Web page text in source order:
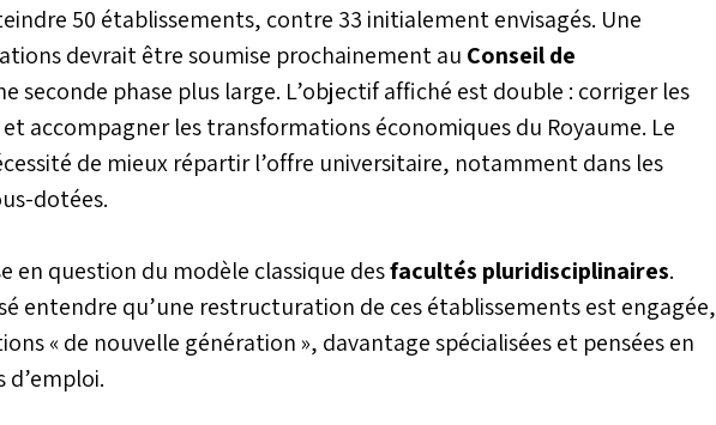
50 établissements, contre 33 initialement envisagés. Une
devrait être soumise prochainement au Conseil de
seconde phase plus large. L’objectif affiché est double : corriger les
accompagner les transformations économiques du Royaume. Le
de mieux répartir l’offre universitaire, notamment dans les
dotées.
en question du modèle classique desfacultés pluridisciplinaires.
entendre qu’une restructuration de ces établissements est engagée,
« de nouvelle génération », davantage spécialisées et pensées en
d’emploi.